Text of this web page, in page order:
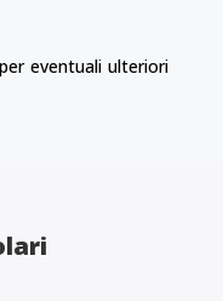
eventuali ulteriori